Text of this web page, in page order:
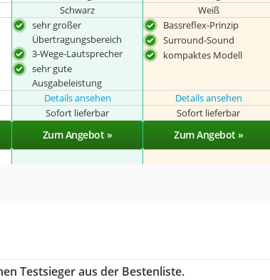
Schwarz Weiß
sehr großer
Übertragungsbereich
3-Wege-Lautsprecher
sehr gute
Ausgabeleistung
Bassreflex-Prinzip
Surround-Sound
kompaktes Modell
Details ansehen Details ansehen
Sofort lieferbar Sofort lieferbar
Zum Angebot » Zum Angebot »
Testsieger aus der Bestenliste.